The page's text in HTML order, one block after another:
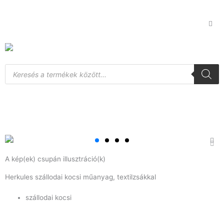
Products
search
A kép(ek) csupán illusztráció(k)
Herkules szállodai kocsi műanyag, textilzsákkal
szállodai kocsi